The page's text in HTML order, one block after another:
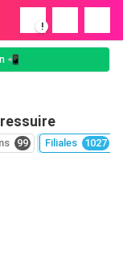
!
📲
99 Filiales 1027